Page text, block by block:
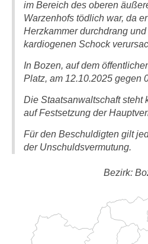
im Bereich des oberen
Warzenhofs tödlich war, da
Herzkammer durchdrang
kardiogenen Schock
In Bozen, auf dem
Platz, am 12.10.2025 gegen
Die Staatsanwaltschaft steht
auf Festsetzung der
Für den Beschuldigten gilt
der Unschuldsvermutung.
Bezirk: